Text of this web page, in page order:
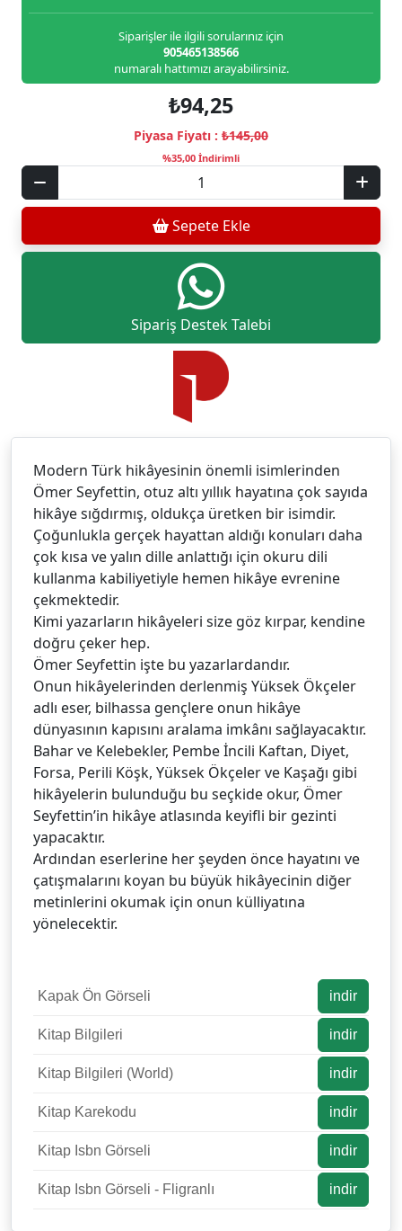
Siparişler ile ilgili sorularınız için
905465138566
numaralı hattımızı arayabilirsiniz.
₺94,25
Piyasa Fiyatı : ₺145,00
%35,00 İndirimli
Sepete Ekle
Sipariş Destek Talebi
Modern Türk hikâyesinin önemli isimlerinden
Ömer Seyfettin, otuz altı yıllık hayatına çok sayıda
hikâye sığdırmış, oldukça üretken bir isimdir.
Çoğunlukla gerçek hayattan aldığı konuları daha
çok kısa ve yalın dille anlattığı için okuru dili
kullanma kabiliyetiyle hemen hikâye evrenine
çekmektedir.
Kimi yazarların hikâyeleri size göz kırpar, kendine
doğru çeker hep.
Ömer Seyfettin işte bu yazarlardandır.
Onun hikâyelerinden derlenmiş Yüksek Ökçeler
adlı eser, bilhassa gençlere onun hikâye
dünyasının kapısını aralama imkânı sağlayacaktır.
Bahar ve Kelebekler, Pembe İncili Kaftan, Diyet,
Forsa, Perili Köşk, Yüksek Ökçeler ve Kaşağı gibi
hikâyelerin bulunduğu bu seçkide okur, Ömer
Seyfettin’in hikâye atlasında keyifli bir gezinti
yapacaktır.
Ardından eserlerine her şeyden önce hayatını ve
çatışmalarını koyan bu büyük hikâyecinin diğer
metinlerini okumak için onun külliyatına
yönelecektir.
Kapak Ön Görseli indir
Kitap Bilgileri indir
Kitap Bilgileri (World) indir
Kitap Karekodu indir
Kitap Isbn Görseli indir
Kitap Isbn Görseli - Fligranlı indir